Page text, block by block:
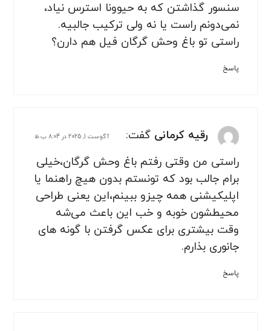
سنسور گذاشتن که به حیوونا استرس نیاد،
نمی‌دونم راست یا نه ولی ترکیب جالبیه.
راستی تو باغ وحش گرگان فیل هم دارن؟
پاسخ
رقیه کرمانی گفت: آگوست 1, 2025 در 8:04 ب.ظ
راستی من وقتی رفتم باغ وحش گرگان،خیلی
برام جالب بود که تونستم بدون هیچ راهنما یا
اپلیکیشنی همه چیزو ببینم،این یعنی طراحی
محیطشون خوبه و خب این باعث می‌شه
وقت بیشتری برای عکس گرفتن با گونه های
جانوری بذارم.
پاسخ